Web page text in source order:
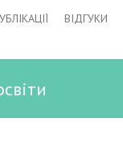
ВІДГУКИ